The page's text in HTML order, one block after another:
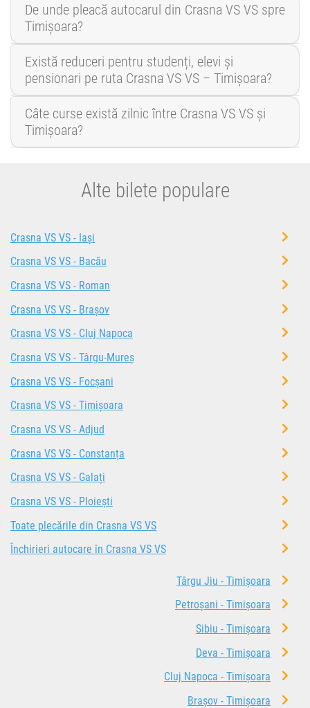
De unde pleacă autocarul din Crasna VS VS spre
Timișoara?
Există reduceri pentru studenți, elevi și
pensionari pe ruta Crasna VS VS – Timișoara?
Câte curse există zilnic între Crasna VS VS și
Timișoara?
Alte bilete populare
Crasna VS VS - Iași
Crasna VS VS - Bacău
Crasna VS VS - Roman
Crasna VS VS - Brașov
Crasna VS VS - Cluj Napoca
Crasna VS VS - Târgu-Mureș
Crasna VS VS - Focșani
Crasna VS VS - Timișoara
Crasna VS VS - Adjud
Crasna VS VS - Constanța
Crasna VS VS - Galați
Crasna VS VS - Ploiești
Toate plecările din Crasna VS VS
Închirieri autocare în Crasna VS VS
Târgu Jiu - Timișoara
Petroșani - Timișoara
Sibiu - Timișoara
Deva - Timișoara
Cluj Napoca - Timișoara
Brașov - Timișoara